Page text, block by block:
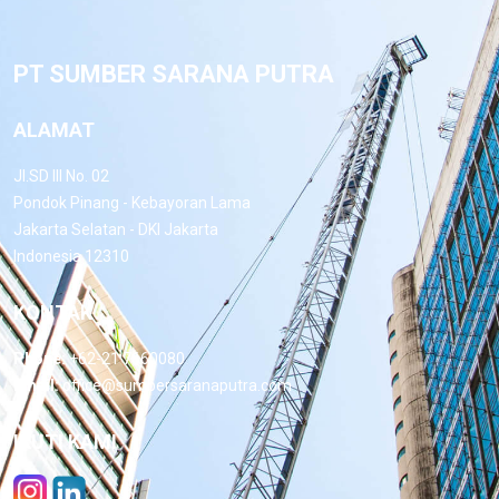
PT SUMBER SARANA PUTRA
ALAMAT
Jl.SD III No. 02
Pondok Pinang - Kebayoran Lama
Jakarta Selatan - DKI Jakarta
Indonesia 12310
KONTAK
Phone: +62-21 7660080
Email:office@sumbersaranaputra.com
IKUTI KAMI